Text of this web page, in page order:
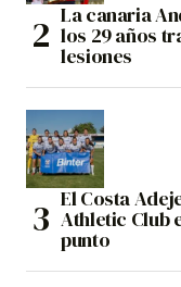
La canaria
los 29 años
lesiones
El Costa
Athletic Club
punto